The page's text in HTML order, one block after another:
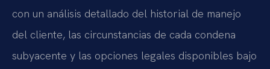
con un análisis detallado del historial de manejo
del cliente, las circunstancias de cada condena
subyacente y las opciones legales disponibles bajo